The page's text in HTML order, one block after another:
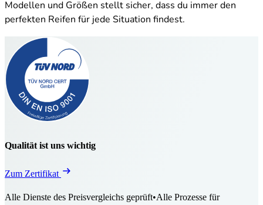
Modellen und Größen stellt sicher, dass du immer den
perfekten Reifen für jede Situation findest.
Qualität ist uns wichtig
Zum Zertifikat
Alle Dienste des Preisvergleichs geprüft•Alle Prozesse für